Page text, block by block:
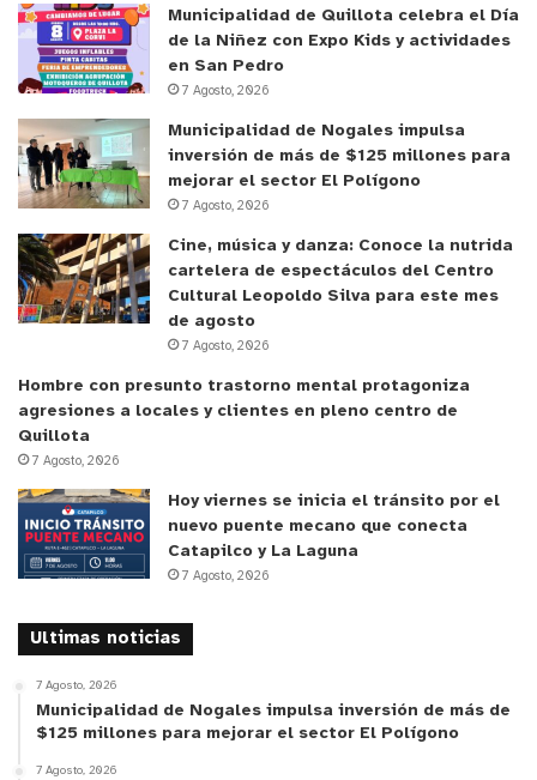
Municipalidad de Quillota celebra el Día
de la Niñez con Expo Kids y actividades
en San Pedro
7 Agosto, 2026
Municipalidad de Nogales impulsa
inversión de más de $125 millones para
mejorar el sector El Polígono
7 Agosto, 2026
Cine, música y danza: Conoce la nutrida
cartelera de espectáculos del Centro
Cultural Leopoldo Silva para este mes
de agosto
7 Agosto, 2026
Hombre con presunto trastorno mental protagoniza
agresiones a locales y clientes en pleno centro de
Quillota
7 Agosto, 2026
Hoy viernes se inicia el tránsito por el
nuevo puente mecano que conecta
Catapilco y La Laguna
7 Agosto, 2026
Ultimas noticias
7 Agosto, 2026
Municipalidad de Nogales impulsa inversión de más de
$125 millones para mejorar el sector El Polígono
7 Agosto, 2026